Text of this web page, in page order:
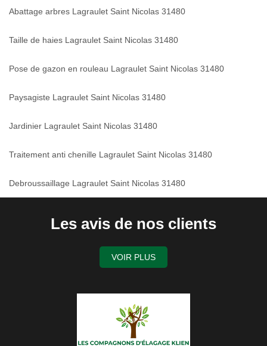
Abattage arbres Lagraulet Saint Nicolas 31480
Taille de haies Lagraulet Saint Nicolas 31480
Pose de gazon en rouleau Lagraulet Saint Nicolas 31480
Paysagiste Lagraulet Saint Nicolas 31480
Jardinier Lagraulet Saint Nicolas 31480
Traitement anti chenille Lagraulet Saint Nicolas 31480
Debroussaillage Lagraulet Saint Nicolas 31480
Les avis de nos clients
VOIR PLUS